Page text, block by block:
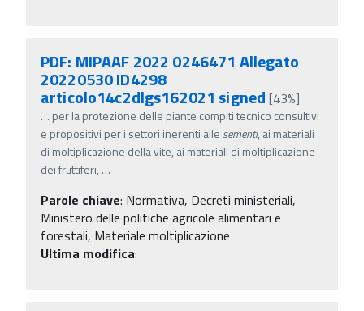
PDF: MIPAAF 2022 0246471 Allegato
20220530 ID4298
articolo14c2dlgs162021 signed [43%]
… per la protezione delle piante compiti tecnico consultivi
e propositivi per i settori inerenti alle sementi, ai materiali
di moltiplicazione della vite, ai materiali di moltiplicazione
dei fruttiferi, …
Parole chiave: Normativa, Decreti ministeriali,
Ministero delle politiche agricole alimentari e
forestali, Materiale moltiplicazione
Ultima modifica: